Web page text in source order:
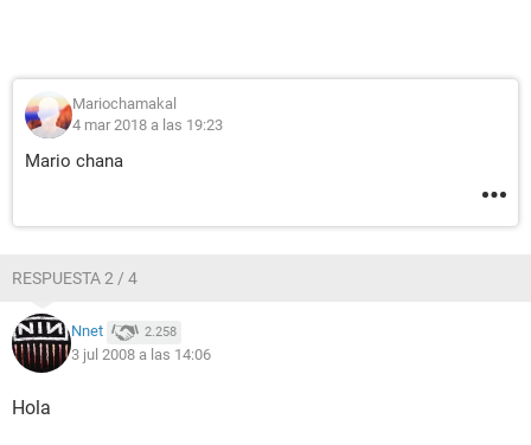
Mariochamakal
4 mar 2018 a las 19:23
Mario chana
RESPUESTA 2 / 4
Nnet 2.258
3 jul 2008 a las 14:06
Hola